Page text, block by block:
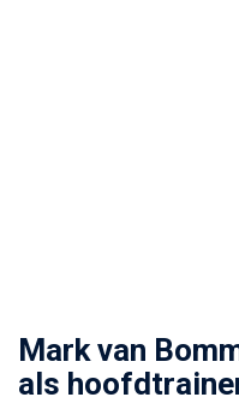
Mark van
als